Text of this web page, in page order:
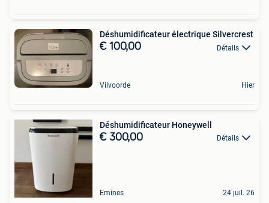
Déshumidificateur électrique Silvercrest
€ 100,00 Détails
Vilvoorde Hier
Déshumidificateur Honeywell
€ 300,00 Détails
Emines 24 juil. 26